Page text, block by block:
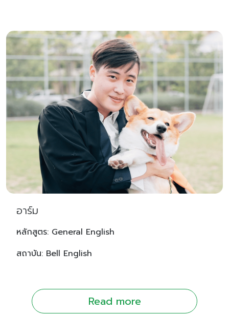
อาร์ม
หลักสูตร: General English
สถาบัน: Bell English
Read more